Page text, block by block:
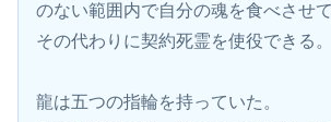
のない範囲内で自分の魂を食べさせて
その代わりに契約死霊を使役できる。
龍は五つの指輪を持っていた。